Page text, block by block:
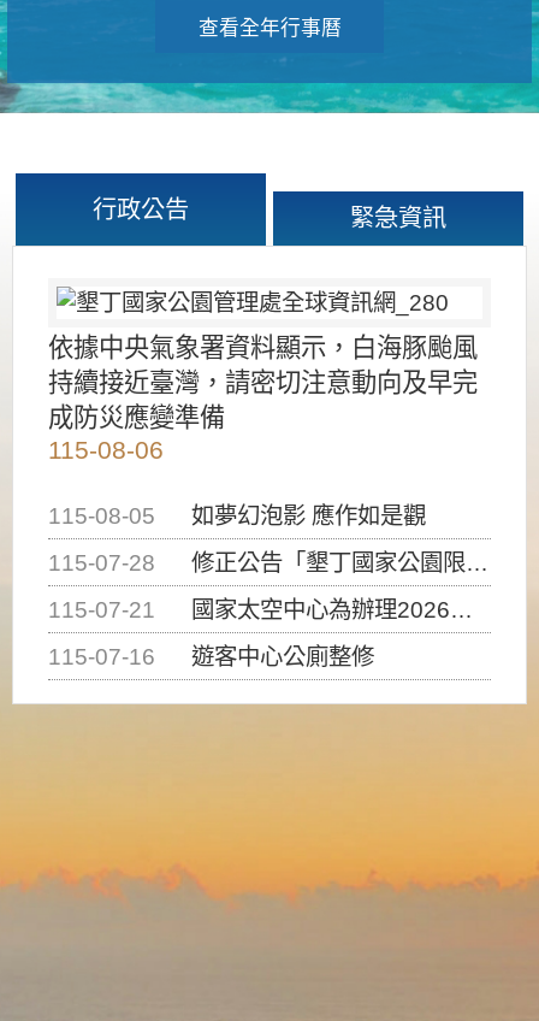
查看全年行事曆
行政公告 緊急資訊
依據中央氣象署資料顯示，白海豚颱風
持續接近臺灣，請密切注意動向及早完
成防災應變準備
115-08-06
115-08-05
如夢幻泡影 應作如是觀
115-07-28
修正公告「墾丁國家公園限制水域遊憩活動之種類、範圍、時間及行為」，自即日生效。
115-07-21
國家太空中心為辦理2026台灣盃火箭競賽，陸、海、空域警戒及協調相關事宜，因颱風備案事宜
115-07-16
遊客中心公廁整修